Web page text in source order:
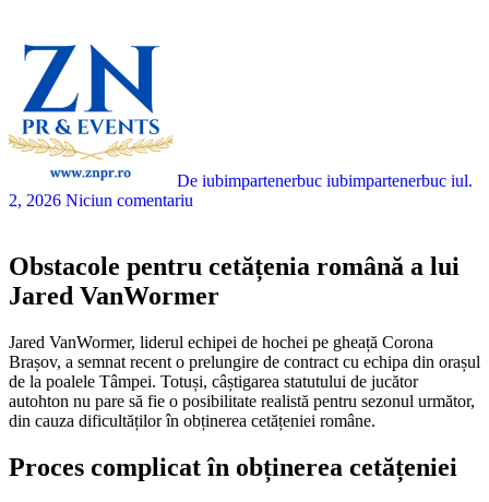
De iubimpartenerbuc iubimpartenerbuc iul.
2, 2026 Niciun comentariu
Obstacole pentru cetățenia română a lui
Jared VanWormer
Jared VanWormer, liderul echipei de hochei pe gheață Corona
Brașov, a semnat recent o prelungire de contract cu echipa din orașul
de la poalele Tâmpei. Totuși, câștigarea statutului de jucător
autohton nu pare să fie o posibilitate realistă pentru sezonul următor,
din cauza dificultăților în obținerea cetățeniei române.
Proces complicat în obținerea cetățeniei